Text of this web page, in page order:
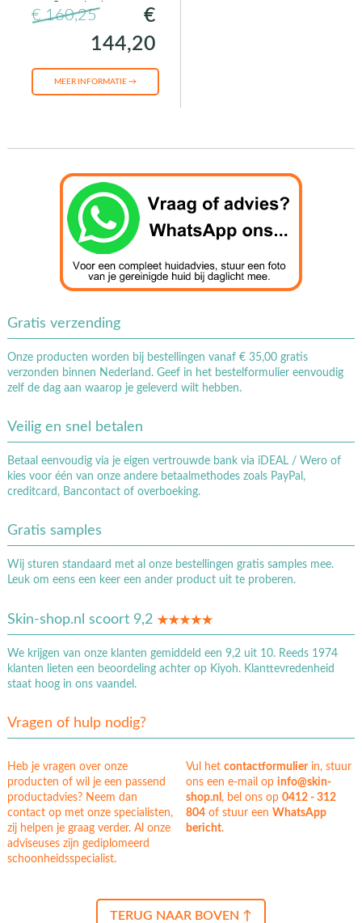
met fluweelzachte regen.
€ 160,25
€
144,20
MEER INFORMATIE →
Gratis verzending
Onze producten worden bij bestellingen vanaf € 35,00 gratis
verzonden binnen Nederland. Geef in het bestelformulier eenvoudig
zelf de dag aan waarop je geleverd wilt hebben.
Veilig en snel betalen
Betaal eenvoudig via je eigen vertrouwde bank via iDEAL / Wero of
kies voor één van onze andere betaalmethodes zoals PayPal,
creditcard, Bancontact of overboeking.
Gratis samples
Wij sturen standaard met al onze bestellingen gratis samples mee.
Leuk om eens een keer een ander product uit te proberen.
Skin-shop.nl scoort 9,2
We krijgen van onze klanten gemiddeld een 9,2 uit 10. Reeds 1974
klanten lieten een beoordeling achter op Kiyoh. Klanttevredenheid
staat hoog in ons vaandel.
Vragen of hulp nodig?
Heb je vragen over onze
producten of wil je een passend
productadvies? Neem dan
contact op met onze specialisten,
zij helpen je graag verder. Al onze
adviseuses zijn gediplomeerd
schoonheidsspecialist.
Vul hetcontactformulierin, stuur
ons een e-mail opinfo@skin-
shop.nl , bel ons op0412 - 312
804 of stuur eenWhatsApp
bericht.
TERUG NAAR BOVEN ↑